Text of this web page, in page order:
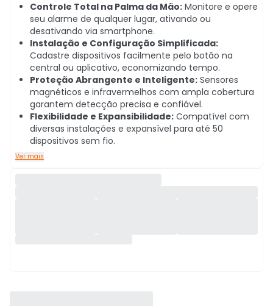
Controle Total na Palma da Mão: Monitore e opere
seu alarme de qualquer lugar, ativando ou
desativando via smartphone.
Instalação e Configuração Simplificada:
Cadastre dispositivos facilmente pelo botão na
central ou aplicativo, economizando tempo.
Proteção Abrangente e Inteligente: Sensores
magnéticos e infravermelhos com ampla cobertura
garantem detecção precisa e confiável.
Flexibilidade e Expansibilidade: Compatível com
diversas instalações e expansível para até 50
dispositivos sem fio.
Ver mais